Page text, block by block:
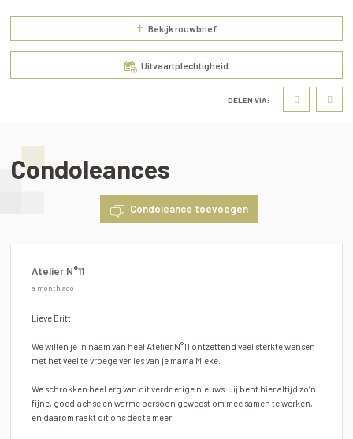
DELEN VIA:
✝ Bekijk rouwbrief
Uitvaartplechtigheid
Condoleances
Condoleance toevoegen
Atelier N°11
a month ago
Lieve Britt,
We willen je in naam van heel Atelier N°11 ontzettend veel sterkte wensen
met het veel te vroege verlies van je mama Mieke.
We schrokken heel erg van dit verdrietige nieuws. Jij bent hier altijd zo’n
fijne, goedlachse en warme persoon geweest om mee samen te werken,
en daarom raakt dit ons des te meer.